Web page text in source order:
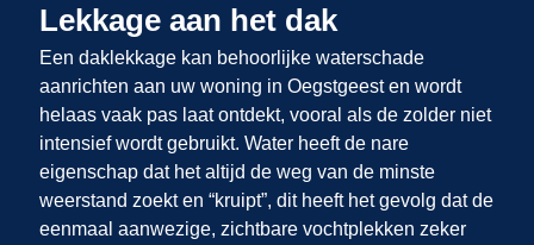
Lekkage aan het dak
Een daklekkage kan behoorlijke waterschade
aanrichten aan uw woning in Oegstgeest en wordt
helaas vaak pas laat ontdekt, vooral als de zolder niet
intensief wordt gebruikt. Water heeft de nare
eigenschap dat het altijd de weg van de minste
weerstand zoekt en “kruipt”, dit heeft het gevolg dat de
eenmaal aanwezige, zichtbare vochtplekken zeker